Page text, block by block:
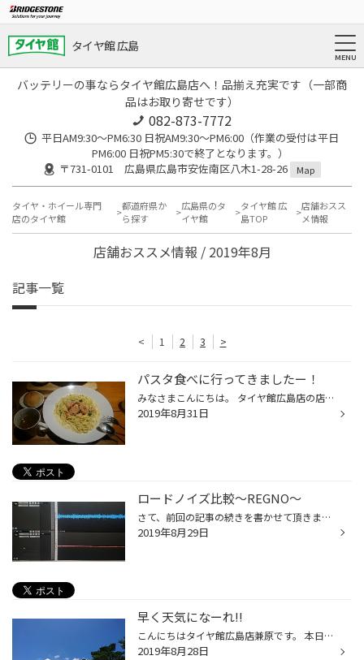
タイヤ館 広島
バッテリーの事ならタイヤ館広島店へ！品揃え充実です（一部商
品はお取り寄せです）
082-873-7772
平日AM9:30～PM6:30 日祝AM9:30〜PM6:00（作業の受付は平日
PM6:00 日祝PM5:30で終了となります。）
〒731-0101 広島県広島市安佐南区八木1-28-26
Map
タイヤ・ホイール専門
店のタイヤ館
都道府県か
ら探す
広島県のタ
イヤ館
タイヤ館 広
島TOP
店舗おスス
メ情報
店舗おススメ情報 / 2019年8月
記事一覧
< 1 2 3 >
パスタ食べに行ってきましたー！
みなさまこんにちは。 タイヤ館広島店の店長の松村です。 朝晩が少しずつ涼しくなってきており、秋を感じる今日この頃ですが、みなさまいかがおすごしでしょうか？ ワタクシは… 秋が近づくにつれ、食欲も高まってきています(笑) 先日、パスタを食べにドライブしてきました！ １時間程度ドライブした...
2019年8月31日
ロードノイズ比較～REGNO～
さて、前回の記事の続きを書かせて頂きます！ 交換前のタイヤとブリヂストンの『レグノ』のロードノイズ比較を行いました！ 結果はこちら！！ ※車内の助手席足元での録音なので純粋なロードノイズではありません。 わかりやすいようにモノにコンバートして整理してみました！ 波形で見れば一目瞭然...
2019年8月29日
早く天気になーれ!!
こんにちはタイヤ館広島店兼原です。 本日は、大変な雨のため、皆さんお困りだと思います。自分も雨で、通勤が大変でした 車を使用される方も多いと思いますが、タイヤの点検や車の点検をしっかりしてくださいね 雨ばかりなので、晴れた空を見ていただけたらと思います。
2019年8月28日